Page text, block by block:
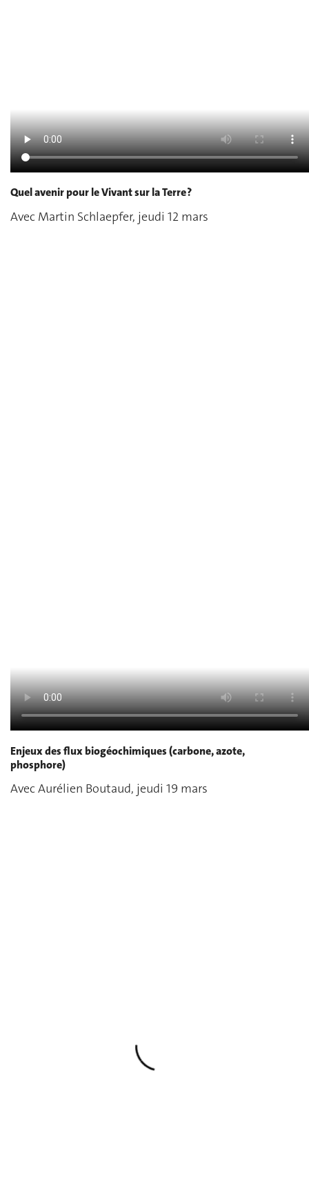
Quel avenir pour le Vivant sur la Terre ?
Avec Martin Schlaepfer, jeudi 12 mars
Enjeux des flux biogéochimiques (carbone, azote,
phosphore)
Avec Aurélien Boutaud, jeudi 19 mars